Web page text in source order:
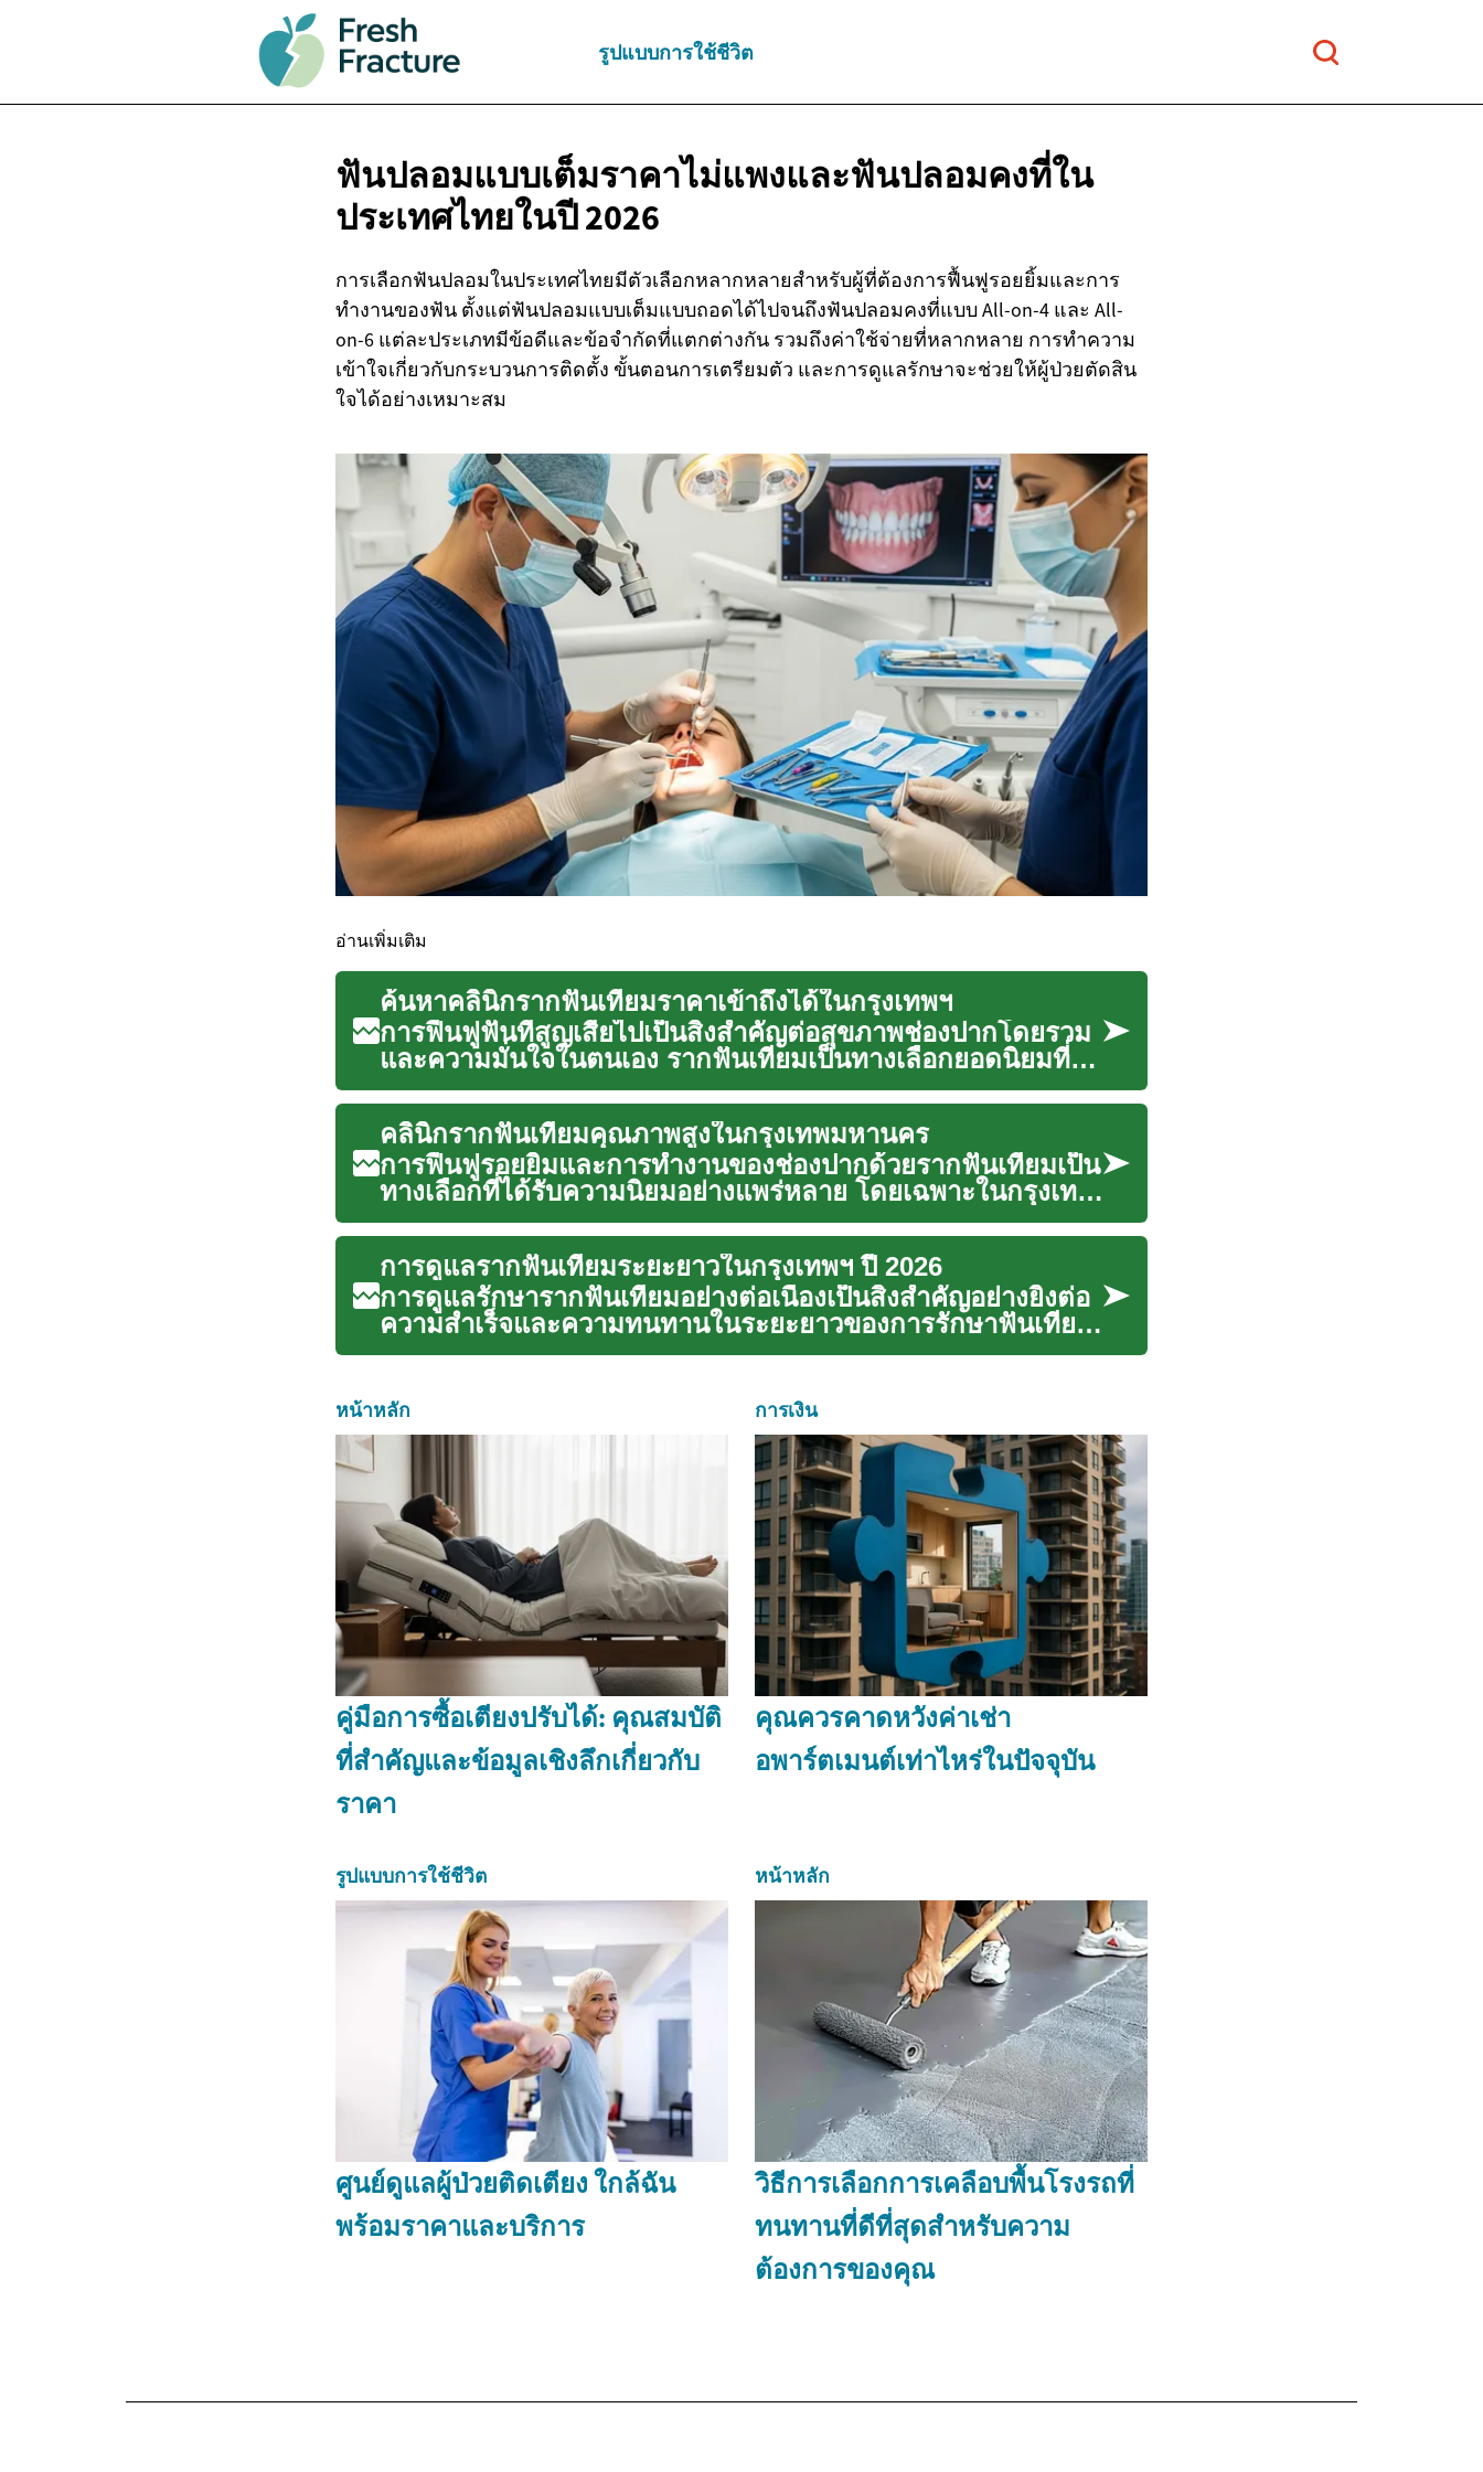
รูปแบบการใช้ชีวิต
ฟันปลอมแบบเต็มราคาไม่แพงและฟันปลอมคงที่ใน
ประเทศไทยในปี2026
การเลือกฟันปลอมในประเทศไทยมีตัวเลือกหลากหลายสำหรับผู้ที่ต้องการฟื้นฟูรอยยิ้มและการ
ทำงานของฟัน ตั้งแต่ฟันปลอมแบบเต็มแบบถอดได้ไปจนถึงฟันปลอมคงที่แบบ All-on-4 และ All-
on-6 แต่ละประเภทมีข้อดีและข้อจำกัดที่แตกต่างกัน รวมถึงค่าใช้จ่ายที่หลากหลาย การทำความ
เข้าใจเกี่ยวกับกระบวนการติดตั้ง ขั้นตอนการเตรียมตัว และการดูแลรักษาจะช่วยให้ผู้ป่วยตัดสิน
ใจได้อย่างเหมาะสม
อ่านเพิ่มเติม
ค้นหาคลินิกรากฟันเทียมราคาเข้าถึงได้ในกรุงเทพฯ
การฟื้นฟูฟันที่สูญเสียไปเป็นสิ่งสำคัญต่อสุขภาพช่องปากโดยรวม
และความมั่นใจในตนเอง รากฟันเทียมเป็นทางเลือกยอดนิยมที่ให้
ค...
คลินิกรากฟันเทียมคุณภาพสูงในกรุงเทพมหานคร
การฟื้นฟูรอยยิ้มและการทำงานของช่องปากด้วยรากฟันเทียมเป็น
ทางเลือกที่ได้รับความนิยมอย่างแพร่หลาย โดยเฉพาะในกรุงเทพ
มหานค...
การดูแลรากฟันเทียมระยะยาวในกรุงเทพฯ ปี 2026
การดูแลรักษารากฟันเทียมอย่างต่อเนื่องเป็นสิ่งสำคัญอย่างยิ่งต่อ
ความสำเร็จและความทนทานในระยะยาวของการรักษาฟันเทียม
การล...
หน้าหลัก
คู่มือการซื้อเตียงปรับได้: คุณสมบัติ
ที่สำคัญและข้อมูลเชิงลึกเกี่ยวกับ
ราคา
การเงิน
คุณควรคาดหวังค่าเช่า
อพาร์ตเมนต์เท่าไหร่ในปัจจุบัน
รูปแบบการใช้ชีวิต
ศูนย์ดูแลผู้ป่วยติดเตียง ใกล้ฉัน
พร้อมราคาและบริการ
หน้าหลัก
วิธีการเลือกการเคลือบพื้นโรงรถที่
ทนทานที่ดีที่สุดสำหรับความ
ต้องการของคุณ